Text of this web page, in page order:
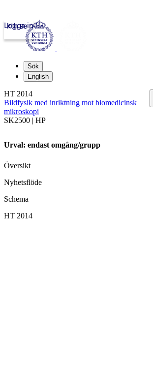
kth.se
Logga in
Sök
English
HT 2014
Bildfysik med inriktning mot biomedicinsk
mikroskopi
SK2500 | HP
Urval: endast omgång/grupp
Översikt
Nyhetsflöde
Schema
HT 2014